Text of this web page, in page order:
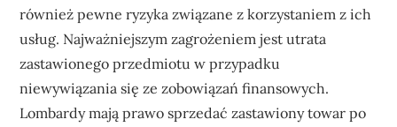
również pewne ryzyka związane z korzystaniem z ich
usług. Najważniejszym zagrożeniem jest utrata
zastawionego przedmiotu w przypadku
niewywiązania się ze zobowiązań finansowych.
Lombardy mają prawo sprzedać zastawiony towar po